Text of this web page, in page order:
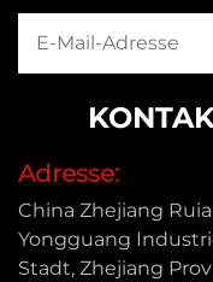
Adresse:
China Zhejiang
Yongguang
Stadt, Zhejiang